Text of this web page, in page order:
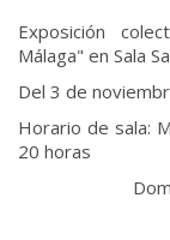
Exposición
Málaga" en Sala
Del 3 de
Horario de sala:
20 horas
Domingos